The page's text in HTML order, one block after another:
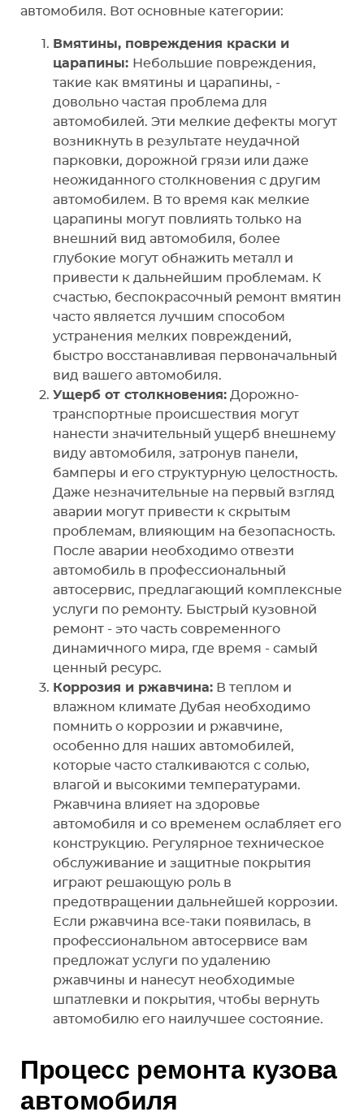
автомобиля. Вот основные категории:
Вмятины, повреждения краски и
царапины: Небольшие повреждения,
такие как вмятины и царапины, -
довольно частая проблема для
автомобилей. Эти мелкие дефекты могут
возникнуть в результате неудачной
парковки, дорожной грязи или даже
неожиданного столкновения с другим
автомобилем. В то время как мелкие
царапины могут повлиять только на
внешний вид автомобиля, более
глубокие могут обнажить металл и
привести к дальнейшим проблемам. К
счастью, беспокрасочный ремонт вмятин
часто является лучшим способом
устранения мелких повреждений,
быстро восстанавливая первоначальный
вид вашего автомобиля.
Ущерб от столкновения: Дорожно-
транспортные происшествия могут
нанести значительный ущерб внешнему
виду автомобиля, затронув панели,
бамперы и его структурную целостность.
Даже незначительные на первый взгляд
аварии могут привести к скрытым
проблемам, влияющим на безопасность.
После аварии необходимо отвезти
автомобиль в профессиональный
автосервис, предлагающий комплексные
услуги по ремонту. Быстрый кузовной
ремонт - это часть современного
динамичного мира, где время - самый
ценный ресурс.
Коррозия и ржавчина: В теплом и
влажном климате Дубая необходимо
помнить о коррозии и ржавчине,
особенно для наших автомобилей,
которые часто сталкиваются с солью,
влагой и высокими температурами.
Ржавчина влияет на здоровье
автомобиля и со временем ослабляет его
конструкцию. Регулярное техническое
обслуживание и защитные покрытия
играют решающую роль в
предотвращении дальнейшей коррозии.
Если ржавчина все-таки появилась, в
профессиональном автосервисе вам
предложат услуги по удалению
ржавчины и нанесут необходимые
шпатлевки и покрытия, чтобы вернуть
автомобилю его наилучшее состояние.
Процесс ремонта кузова
автомобиля